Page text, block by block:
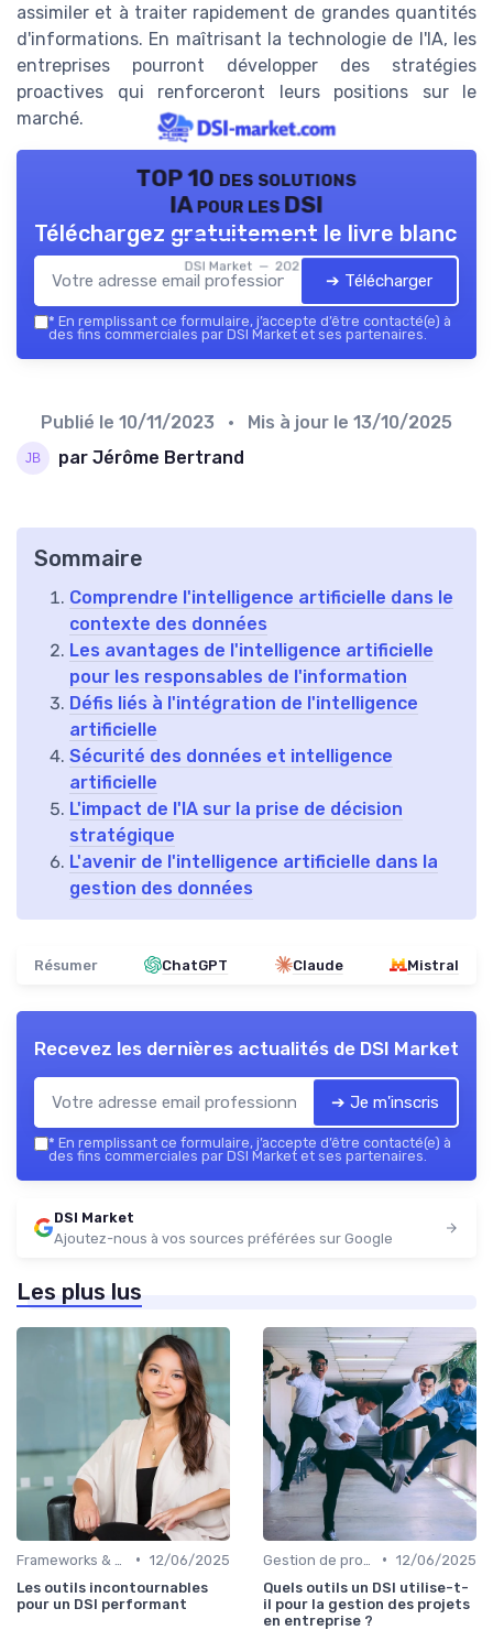
assimiler et à traiter rapidement de grandes quantités
d'informations. En maîtrisant la technologie de l'IA, les
entreprises pourront développer des stratégies
proactives qui renforceront leurs positions sur le
marché.
TOP 10 des solutions
IA pour les DSI
DSI Market — 2026
Téléchargez gratuitement le livre blanc
➔ Télécharger
* En remplissant ce formulaire, j’accepte d’être contacté(e) à
des fins commerciales par DSI Market et ses partenaires.
Publié le 10/11/2023 • Mis à jour le 13/10/2025
par Jérôme Bertrand
Sommaire
Comprendre l'intelligence artificielle dans le
contexte des données
Les avantages de l'intelligence artificielle
pour les responsables de l'information
Défis liés à l'intégration de l'intelligence
artificielle
Sécurité des données et intelligence
artificielle
L'impact de l'IA sur la prise de décision
stratégique
L'avenir de l'intelligence artificielle dans la
gestion des données
Résumer ChatGPT Claude Mistral
Recevez les dernières actualités de DSI Market
➔ Je m'inscris
* En remplissant ce formulaire, j’accepte d’être contacté(e) à
des fins commerciales par DSI Market et ses partenaires.
DSI Market
Ajoutez-nous à vos sources préférées sur Google
Les plus lus
• 12/06/2025
Les outils incontournables
pour un DSI performant
• 12/06/2025
Quels outils un DSI utilise-t-
il pour la gestion des projets
en entreprise ?